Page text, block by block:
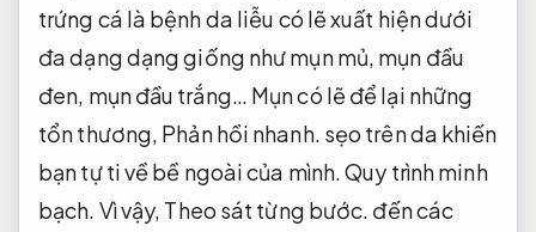
trứng cá là bệnh da liễu có lẽ xuất hiện dưới
đa dạng dạng giống như mụn mủ, mụn đầu
đen, mụn đầu trắng… Mụn có lẽ để lại những
tổn thương, Phản hồi nhanh. sẹo trên da khiến
bạn tự ti về bề ngoài của mình.Quy trình minh
bạch. Vì vậy, Theo sát từng bước. đến các